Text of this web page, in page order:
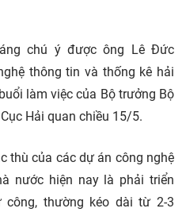
chú ý được ông Lê Đức
thông tin và thống kê hải
làm việc của Bộ trưởng Bộ
Hải quan chiều 15/5.
thù của các dự án công nghệ
nước hiện nay là phải triển
công, thường kéo dài từ 2-3